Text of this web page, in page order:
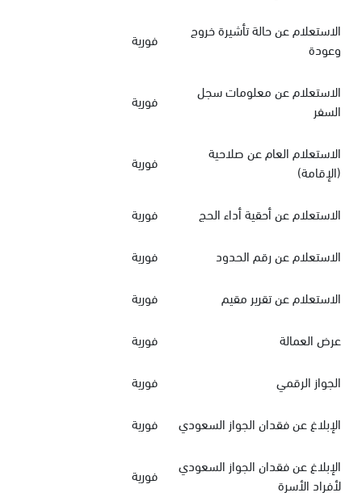
الاستعلام عن حالة تأشيرة خروج
وعودة
فورية
الاستعلام عن معلومات سجل
السفر
فورية
الاستعلام العام عن صلاحية
(الإقامة)
فورية
الاستعلام عن أحقية أداء الحج
فورية
الاستعلام عن رقم الحدود
فورية
الاستعلام عن تقرير مقيم
فورية
عرض العمالة
فورية
الجواز الرقمي
فورية
الإبلاغ عن فقدان الجواز السعودي
فورية
الإبلاغ عن فقدان الجواز السعودي
لأفراد الأسرة
فورية